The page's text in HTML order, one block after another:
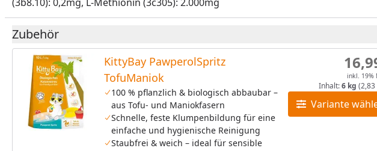
Zubehör
KittyBay PawperolSpritz
TofuManiok
100 % pflanzlich & biologisch abbaubar –
aus Tofu- und Maniokfasern
Schnelle, feste Klumpenbildung für eine
einfache und hygienische Reinigung
Staubfrei & weich – ideal für sensible
Variante
inkl. 19%
Inhalt:6 kg (2,83